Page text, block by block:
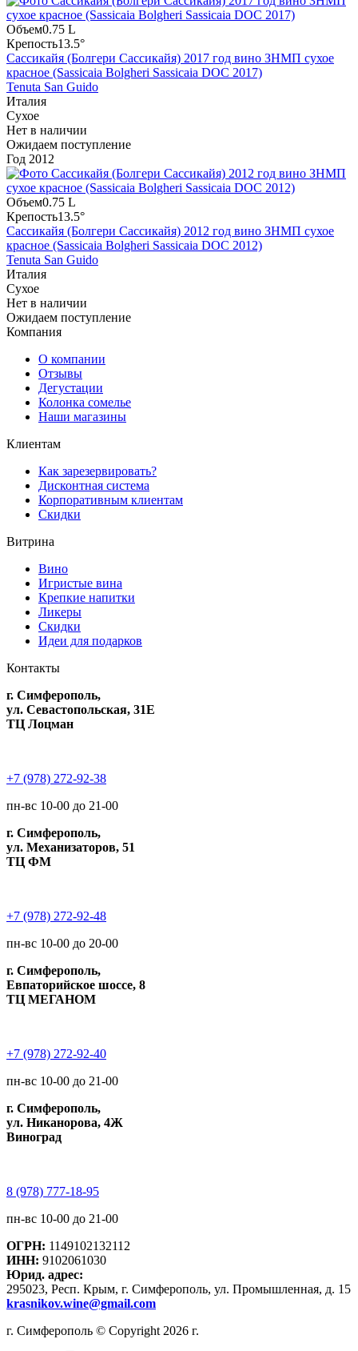
Объем0.75 L
Крепость13.5°
Сассикайя (Болгери Сассикайя) 2017 год вино ЗНМП сухое
красное (Sassicaia Bolgheri Sassicaia DOC 2017)
Tenuta San Guido
Италия
Сухое
Нет в наличии
Ожидаем поступление
Год 2012
Объем0.75 L
Крепость13.5°
Сассикайя (Болгери Сассикайя) 2012 год вино ЗНМП сухое
красное (Sassicaia Bolgheri Sassicaia DOC 2012)
Tenuta San Guido
Италия
Сухое
Нет в наличии
Ожидаем поступление
Компания
О компании
Отзывы
Дегустации
Колонка сомелье
Наши магазины
Клиентам
Как зарезервировать?
Дисконтная система
Корпоративным клиентам
Скидки
Витрина
Вино
Игристые вина
Крепкие напитки
Ликеры
Скидки
Идеи для подарков
Контакты
г. Симферополь,
ул. Севастопольская, 31Е
ТЦ Лоцман
+7 (978) 272-92-38
пн-вс 10-00 до 21-00
г. Симферополь,
ул. Механизаторов, 51
ТЦ ФМ
+7 (978) 272-92-48
пн-вс 10-00 до 20-00
г. Симферополь,
Евпаторийское шоссе, 8
ТЦ МЕГАНОМ
+7 (978) 272-92-40
пн-вс 10-00 до 21-00
г. Симферополь,
ул. Никанорова, 4Ж
Виноград
8 (978) 777-18-95
пн-вс 10-00 до 21-00
ОГРН: 1149102132112
ИНН: 9102061030
Юрид. адрес:
295023, Респ. Крым, г. Симферополь, ул. Промышленная, д. 15
krasnikov.wine@gmail.com
г. Симферополь © Copyright 2026 г.